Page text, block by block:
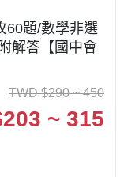
60題/數學非選
解答【國中會
TWD $290 ~ 450
203 ~ 315